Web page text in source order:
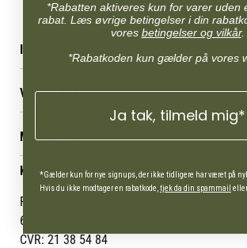
INFORMATION
Reklamations- & fortrydelsesret
Levering & afhentning
Følg din bestilling
Persondatapolitik
Cookies
Returportal
VORES BUTIK
Job
Mærker
Om os
Om Vestjyllands Andel
Blog
Ofte stillede spørgsmål
MIN KONTO
Administrer min konto
Min Konto
KONTAKT OS
Pantonevej 10
6580 Vamdrup
CVR: 21 38 54 84
*Rabatten aktiveres kun for varer uden
rabat. Læs øvrige betingelser i din
vores betingelser og vilkår.
*Rabatkoden kun gælder på vores
Ja tak, tilmeld mig*
*Gælder kun for nye signups, der ikke tidligere har været på
Hvis du ikke modtager en rabatkode, tjek da din spammail